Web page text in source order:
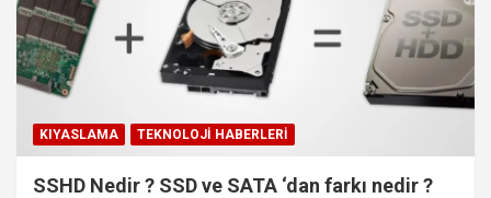
KIYASLAMA TEKNOLOJI HABERLERI
SSHD Nedir ? SSD ve SATA ‘dan farkı nedir ?